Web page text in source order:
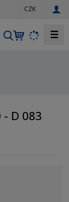
CZK
V
a
t
☰
D 083